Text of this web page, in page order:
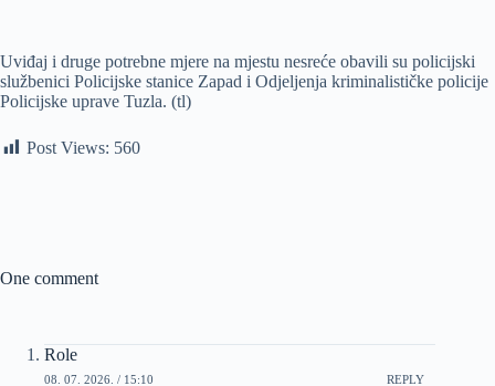
Uviđaj i druge potrebne mjere na mjestu nesreće obavili su policijski
službenici Policijske stanice Zapad i Odjeljenja kriminalističke policije
Policijske uprave Tuzla. (tl)
Post Views: 560
One comment
Role
08. 07. 2026. / 15:10 REPLY